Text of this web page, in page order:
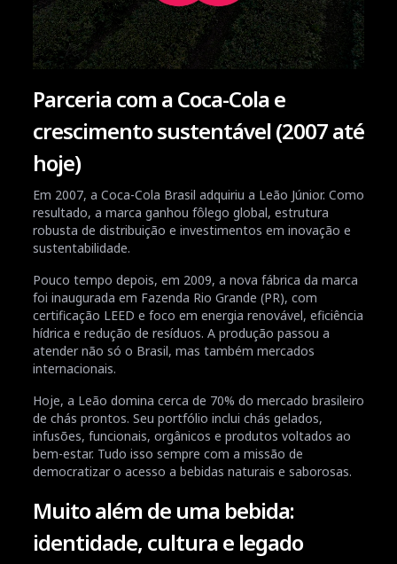
Parceria com a Coca-Cola e
crescimento sustentável (2007 até
hoje)
Em 2007, a Coca-Cola Brasil adquiriu a Leão Júnior. Como
resultado, a marca ganhou fôlego global, estrutura
robusta de distribuição e investimentos em inovação e
sustentabilidade.
Pouco tempo depois, em 2009, a nova fábrica da marca
foi inaugurada em Fazenda Rio Grande (PR), com
certificação LEED e foco em energia renovável, eficiência
hídrica e redução de resíduos. A produção passou a
atender não só o Brasil, mas também mercados
internacionais.
Hoje, a Leão domina cerca de 70% do mercado brasileiro
de chás prontos. Seu portfólio inclui chás gelados,
infusões, funcionais, orgânicos e produtos voltados ao
bem-estar. Tudo isso sempre com a missão de
democratizar o acesso a bebidas naturais e saborosas.
Muito além de uma bebida:
identidade, cultura e legado